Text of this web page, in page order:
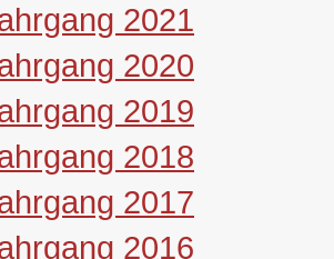
2021
2020
2019
2018
2017
2016